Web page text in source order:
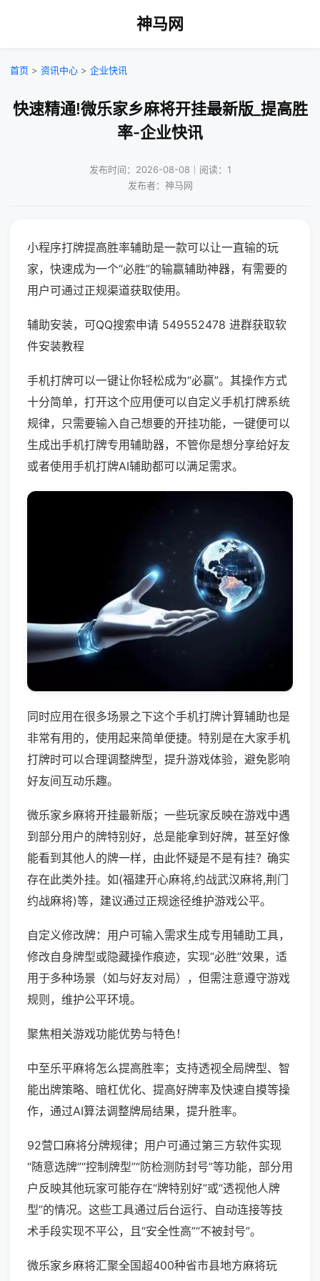
神马网
首页 > 资讯中心 > 企业快讯
快速精通!微乐家乡麻将开挂最新版_提高胜
率-企业快讯
发布时间：2026-08-08｜阅读：1
发布者：神马网
小程序打牌提高胜率辅助是一款可以让一直输的玩
家，快速成为一个“必胜”的输赢辅助神器，有需要的
用户可通过正规渠道获取使用。
辅助安装，可QQ搜索申请 549552478 进群获取软
件安装教程
手机打牌可以一键让你轻松成为“必赢”。其操作方式
十分简单，打开这个应用便可以自定义手机打牌系统
规律，只需要输入自己想要的开挂功能，一键便可以
生成出手机打牌专用辅助器，不管你是想分享给好友
或者使用手机打牌AI辅助都可以满足需求。
同时应用在很多场景之下这个手机打牌计算辅助也是
非常有用的，使用起来简单便捷。特别是在大家手机
打牌时可以合理调整牌型，提升游戏体验，避免影响
好友间互动乐趣。
微乐家乡麻将开挂最新版；一些玩家反映在游戏中遇
到部分用户的牌特别好，总是能拿到好牌，甚至好像
能看到其他人的牌一样，由此怀疑是不是有挂？确实
存在此类外挂。如(福建开心麻将,约战武汉麻将,荆门
约战麻将)等，建议通过正规途径维护游戏公平。
自定义修改牌：用户可输入需求生成专用辅助工具，
修改自身牌型或隐藏操作痕迹，实现“必胜”效果，适
用于多种场景（如与好友对局），但需注意遵守游戏
规则，维护公平环境。
聚焦相关游戏功能优势与特色！
中至乐平麻将怎么提高胜率；支持透视全局牌型、智
能出牌策略、暗杠优化、提高好牌率及快速自摸等操
作，通过AI算法调整牌局结果，提升胜率。
92营口麻将分牌规律；用户可通过第三方软件实现
“随意选牌”“控制牌型”“防检测防封号”等功能，部分用
户反映其他玩家可能存在“牌特别好”或“透视他人牌
型”的情况。这些工具通过后台运行、自动连接等技
术手段实现不平公，且“安全性高”“不被封号”。
微乐家乡麻将汇聚全国超400种省市县地方麻将玩